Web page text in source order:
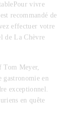
vivre
recommandé de
effectuer votre
de La Chèvre
Tom Meyer,
gastronomie en
exceptionnel.
en quête